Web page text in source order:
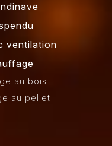
ventilation
au bois
au pellet